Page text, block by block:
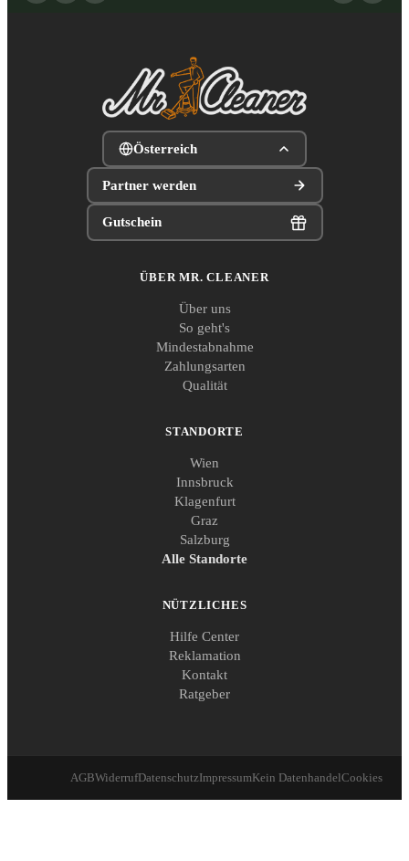
Österreich
Partner werden
Gutschein
ÜBER MR. CLEANER
Über uns
So geht's
Mindestabnahme
Zahlungsarten
Qualität
STANDORTE
Wien
Innsbruck
Klagenfurt
Graz
Salzburg
Alle Standorte
NÜTZLICHES
Hilfe Center
Reklamation
Kontakt
Ratgeber
AGBWiderrufDatenschutzImpressumKein DatenhandelCookies